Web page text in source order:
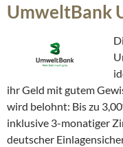
UmweltBank
ihr Geld mit gutem
wird belohnt: Bis zu
inklusive 3-monatiger
deutscher